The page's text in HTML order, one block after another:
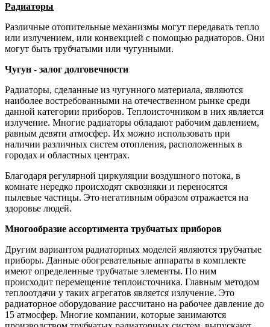
Радиаторы
Различные отопительные механизмы могут передавать тепло
или излучением, или конвекцией с помощью радиаторов. Они
могут быть трубчатыми или чугунными.
Чугун - залог долговечности
Радиаторы, сделанные из чугунного материала, являются
наиболее востребованными на отечественном рынке среди
данной категории приборов. Теплоисточником в них является
излучение. Многие радиаторы обладают рабочим давлением,
равным девяти атмосфер. Их можно использовать при
наличии различных систем отопления, расположенных в
городах и областных центрах.
Благодаря регулярной циркуляции воздушного потока, в
комнате нередко происходят сквозняки и переносятся
пылевые частицы. Это негативным образом отражается на
здоровье людей.
Многообразие ассортимента трубчатых приборов
Другим вариантом радиаторных моделей являются трубчатые
приборы. Данные обогревательные аппараты в комплекте
имеют определенные трубчатые элементы. По ним
происходит перемещение теплоисточника. Главным методом
теплоотдачи у таких агрегатов является излучение. Это
радиаторное оборудование рассчитано на рабочее давление до
15 атмосфер. Многие компании, которые занимаются